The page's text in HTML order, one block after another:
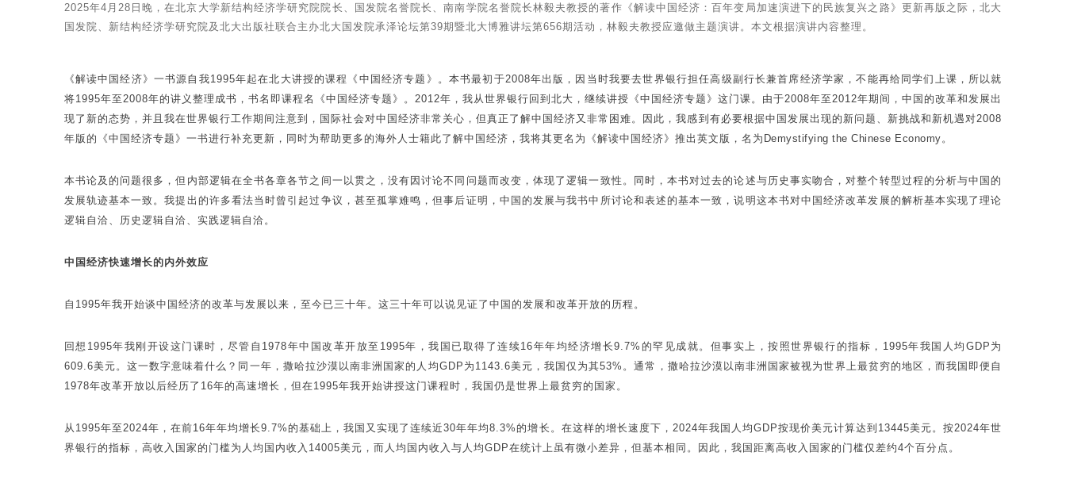
2025年4月28日晚，在北京大学新结构经济学研究院院长、国发院名誉院长、南南学院名誉院长林毅夫教授的著作《解读中国经济：百年变局加速演进下的民族复兴之路》更新再版之际，北大
国发院、新结构经济学研究院及北大出版社联合主办北大国发院承泽论坛第39期暨北大博雅讲坛第656期活动，林毅夫教授应邀做主题演讲。本文根据演讲内容整理。
《解读中国经济》一书源自我1995年起在北大讲授的课程《中国经济专题》。本书最初于2008年出版，因当时我要去世界银行担任高级副行长兼首席经济学家，不能再给同学们上课，所以就
将1995年至2008年的讲义整理成书，书名即课程名《中国经济专题》。2012年，我从世界银行回到北大，继续讲授《中国经济专题》这门课。由于2008年至2012年期间，中国的改革和发展出
现了新的态势，并且我在世界银行工作期间注意到，国际社会对中国经济非常关心，但真正了解中国经济又非常困难。因此，我感到有必要根据中国发展出现的新问题、新挑战和新机遇对2008
年版的《中国经济专题》一书进行补充更新，同时为帮助更多的海外人士籍此了解中国经济，我将其更名为《解读中国经济》推出英文版，名为 Demystifying the Chinese Economy 。
本书论及的问题很多，但内部逻辑在全书各章各节之间一以贯之，没有因讨论不同问题而改变，体现了逻辑一致性。同时，本书对过去的论述与历史事实吻合，对整个转型过程的分析与中国的
发展轨迹基本一致。我提出的许多看法当时曾引起过争议，甚至孤掌难鸣，但事后证明，中国的发展与我书中所讨论和表述的基本一致，说明这本书对中国经济改革发展的解析基本实现了理论
逻辑自洽、历史逻辑自洽、实践逻辑自洽。
中国经济快速增长的内外效应
自1995年我开始谈中国经济的改革与发展以来，至今已三十年。这三十年可以说见证了中国的发展和改革开放的历程。
回想1995年我刚开设这门课时，尽管自1978年中国改革开放至1995年，我国已取得了连续16年年均经济增长9.7%的罕见成就。但事实上，按照世界银行的指标，1995年我国人均GDP为
609.6美元。这一数字意味着什么？同一年，撒哈拉沙漠以南非洲国家的人均GDP为1143.6美元，我国仅为其53%。通常，撒哈拉沙漠以南非洲国家被视为世界上最贫穷的地区，而我国即便自
1978年改革开放以后经历了16年的高速增长，但在1995年我开始讲授这门课程时，我国仍是世界上最贫穷的国家。
从1995年至2024年，在前16年年均增长9.7%的基础上，我国又实现了连续近30年年均8.3%的增长。在这样的增长速度下，2024年我国人均GDP按现价美元计算达到13445美元。按2024年世
界银行的指标，高收入国家的门槛为人均国内收入14005美元，而人均国内收入与人均GDP在统计上虽有微小差异，但基本相同。因此，我国距离高收入国家的门槛仅差约4个百分点。